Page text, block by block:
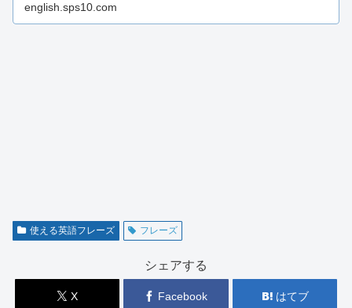
english.sps10.com
使える英語フレーズ フレーズ
シェアする
X Facebook はてブ